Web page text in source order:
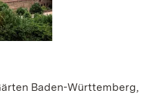
Baden-Württemberg,